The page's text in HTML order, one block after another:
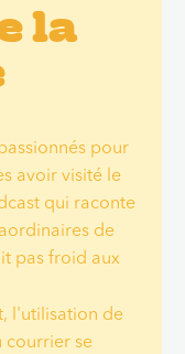
la
pour
avoir visité le
qui raconte
de
pas froid aux
l'utilisation de
courrier se